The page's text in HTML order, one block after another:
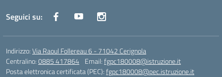
Seguici su:
Indirizzo:Via Raoul Follereau 6 - 71042 Cerignola
Centralino:0885 417864 Email:fgpc180008@istruzione.it
Posta elettronica certificata (PEC):fgpc180008@pec.istruzione.it